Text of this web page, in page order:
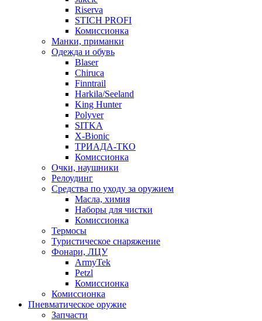
Riserva
STICH PROFI
Комиссионка
Манки, приманки
Одежда и обувь
Blaser
Chiruca
Finntrail
Harkila/Seeland
King Hunter
Polyver
SITKA
X-Bionic
ТРИАДА-ТКО
Комиссионка
Очки, наушники
Релоудинг
Средства по уходу за оружием
Масла, химия
Наборы для чистки
Комиссионка
Термосы
Туристическое снаряжение
Фонари, ЛЦУ
ArmyTek
Petzl
Комиссионка
Комиссионка
Пневматическое оружие
Запчасти